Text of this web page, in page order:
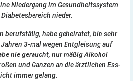
Niedergang im Gesundheitssystem
nieder.
berufstätig, habe geheiratet, bin sehr
3-mal wegen Entgleisung auf
nie geraucht, nur mäßig Alkohol
und Ganzen an die ärztlichen Ess-
immer gelang.